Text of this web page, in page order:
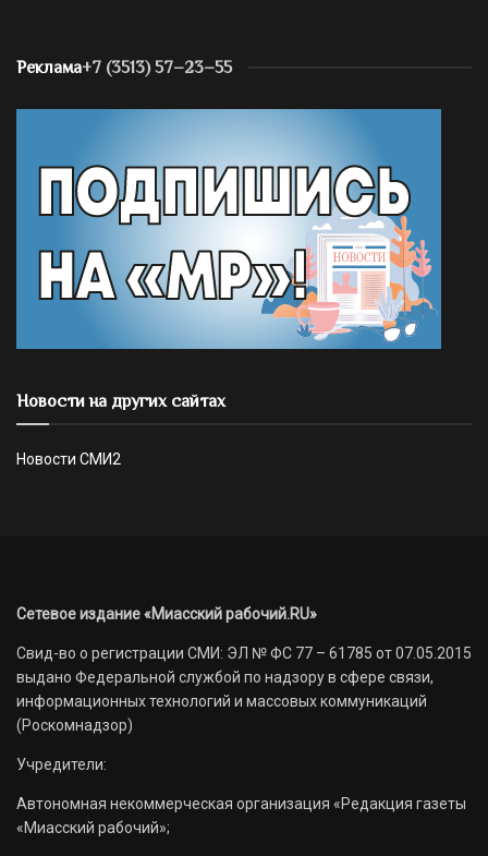
Реклама+7 (3513) 57–23–55
Новости на других сайтах
Новости СМИ2
Сетевое издание «Миасский рабочий.RU»
Свид-во о регистрации СМИ: ЭЛ № ФС 77 – 61785 от 07.05.2015
выдано Федеральной службой по надзору в сфере связи,
информационных технологий и массовых коммуникаций
(Роскомнадзор)
Учредители:
Автономная некоммерческая организация «Редакция газеты
«Миасский рабочий»;